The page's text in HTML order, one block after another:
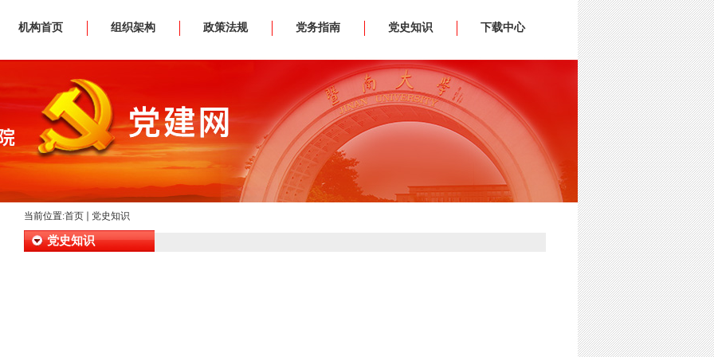
机构首页 组织架构 政策法规 党务指南 党史知识 下载中心
当前位置:首页 党史知识
党史知识